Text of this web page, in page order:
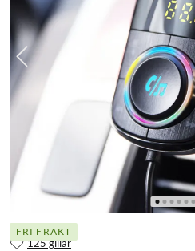
FRI FRAKT
125 gillar